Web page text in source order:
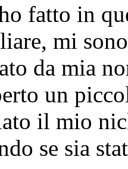
fatto in
mi
da mia
un
il mio
se sia